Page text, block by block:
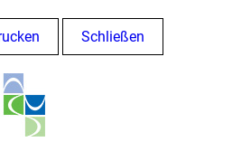
Schließen